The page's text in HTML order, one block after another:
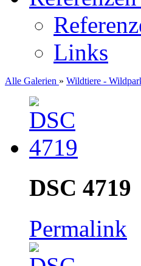
Links
Alle Galerien » Wildtiere -
DSC 4719
Permalink